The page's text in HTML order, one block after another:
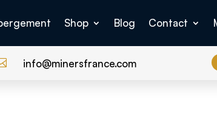
Shop Blog Contact
info@minersfrance.com